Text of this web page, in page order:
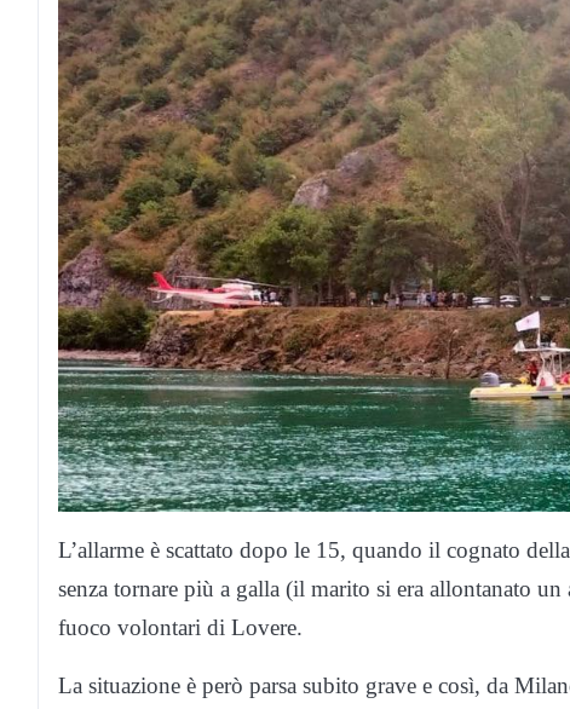
L’allarme è scattato dopo le 15, quando il cognato
senza tornare più a galla (il marito si era allontanato
fuoco volontari di Lovere.
La situazione è però parsa subito grave e così, da